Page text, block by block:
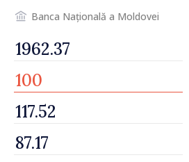
Banca Națională a Moldovei